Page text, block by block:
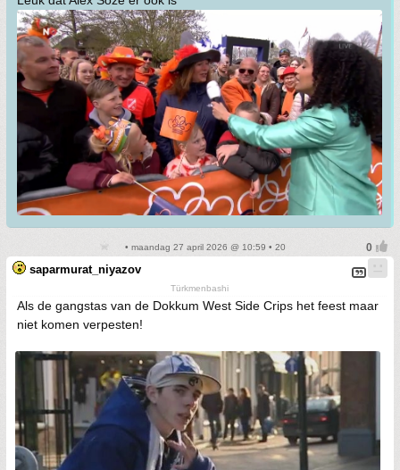
• maandag 27 april 2026 @ 10:59 • 20
saparmurat_niyazov
Türkmenbashi
Als de gangstas van de Dokkum West Side Crips het feest maar
niet komen verpesten!